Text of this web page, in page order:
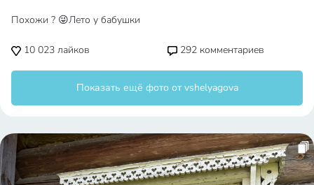
Похожи ? 😜Лето у бабушки
10 023 лайков 292 комментариев
Показать ещё фото от vshelyagova